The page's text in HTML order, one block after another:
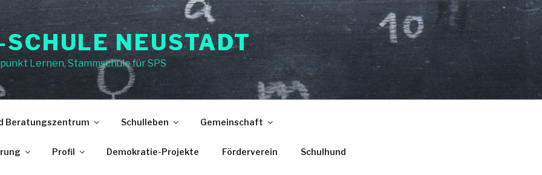
NEUSTADT
Lernen, Stammschule für SPS
Beratungszentrum Schulleben Gemeinschaft
Profil Demokratie-Projekte Förderverein Schulhund